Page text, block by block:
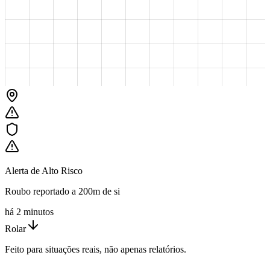
Alerta de Alto Risco
Roubo reportado a 200m de si
há 2 minutos
Rolar
Feito para situações reais, não apenas relatórios.